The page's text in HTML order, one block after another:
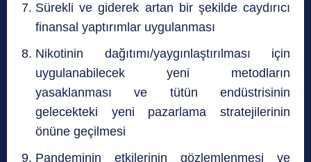
Sürekli ve giderek artan bir şekilde caydırıcı
finansal yaptırımlar uygulanması
Nikotinin dağıtımı/yaygınlaştırılması için
uygulanabilecek yeni metodların
yasaklanması ve tütün endüstrisinin
gelecekteki yeni pazarlama stratejilerinin
önüne geçilmesi
Pandeminin etkilerinin gözlemlenmesi ve